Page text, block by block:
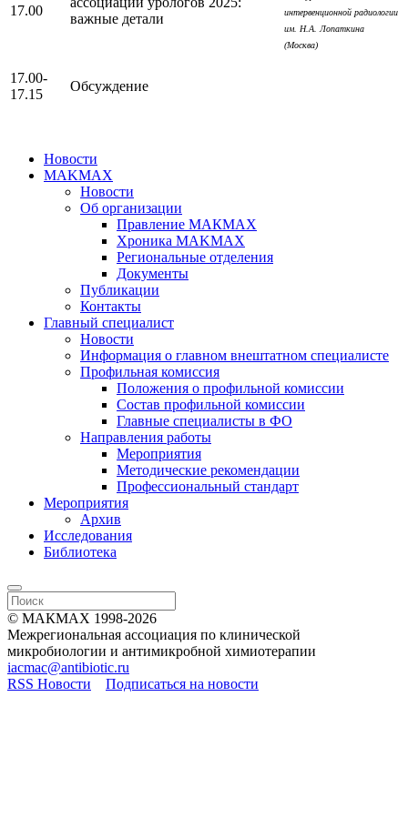
17.00
важные детали
интервенционной радиологии
им. Н.А. Лопаткина
(Москва)
17.00-
17.15
Обсуждение
Новости
MAKMAX
Новости
Об организации
Правление МАКМАХ
Хроника MAKMAX
Региональные отделения
Документы
Публикации
Контакты
Главный специалист
Новости
Информация о главном внештатном специалисте
Профильная комиссия
Положения о профильной комиссии
Состав профильной комиссии
Главные специалисты в ФО
Направления работы
Мероприятия
Методические рекомендации
Профессиональный стандарт
Мероприятия
Архив
Исследования
Библиотека
© МАКМАХ 1998-2026
Межрегиональная ассоциация по клинической
микробиологии и антимикробной химиотерапии
iacmac@antibiotic.ru
RSS Новости
Подписаться на новости